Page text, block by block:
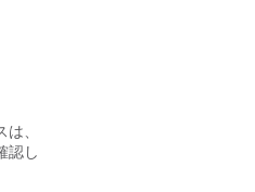
、
認し